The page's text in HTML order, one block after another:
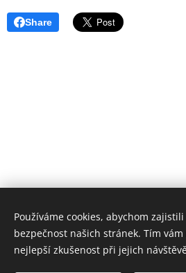
Share
Používáme cookies, abychom
bezpečnost našich stránek. Tím
nejlepší zkušenost při jejich